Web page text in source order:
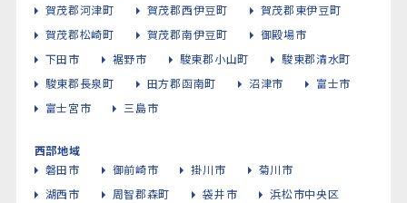
賀茂郡河津町
賀茂郡西伊豆町
賀茂郡東伊豆町
賀茂郡松崎町
賀茂郡南伊豆町
御殿場市
下田市
裾野市 駿東郡小山町
駿東郡清水町
駿東郡長泉町
田方郡函南町 沼津市
富士市
富士宮市
三島市
西部地域
磐田市
御前崎市 掛川市
菊川市
湖西市
周智郡森町 袋井市
浜松市中央区